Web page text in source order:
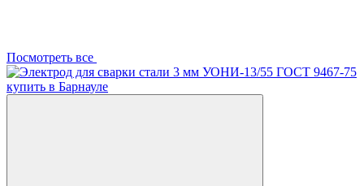
Посмотреть все